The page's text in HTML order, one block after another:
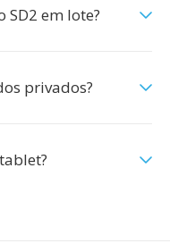
SD2 em lote?
privados?